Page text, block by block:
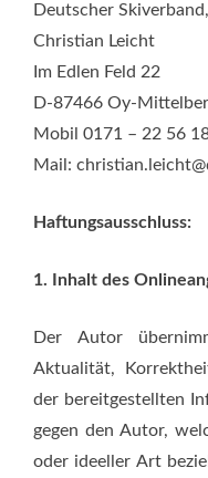
Deutscher
Christian Leicht
Im Edlen Feld 22
D-87466 Oy-
Mobil 0171 – 22 56
Mail:
Haftungsausschluss:
1. Inhalt des
Der Autor
Aktualität,
der bereitgestellten
gegen den Autor,
oder ideeller Art